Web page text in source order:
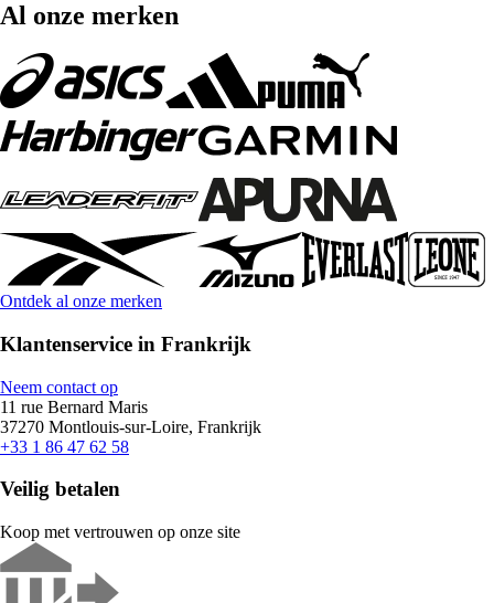
Al onze merken
Ontdek al onze merken
Klantenservice in Frankrijk
Neem contact op
11 rue Bernard Maris
37270 Montlouis-sur-Loire, Frankrijk
+33 1 86 47 62 58
Veilig betalen
Koop met vertrouwen op onze site